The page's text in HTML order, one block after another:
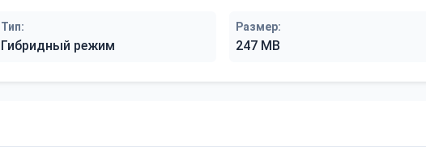
Тип:
Гибридный режим
Размер:
247 MB